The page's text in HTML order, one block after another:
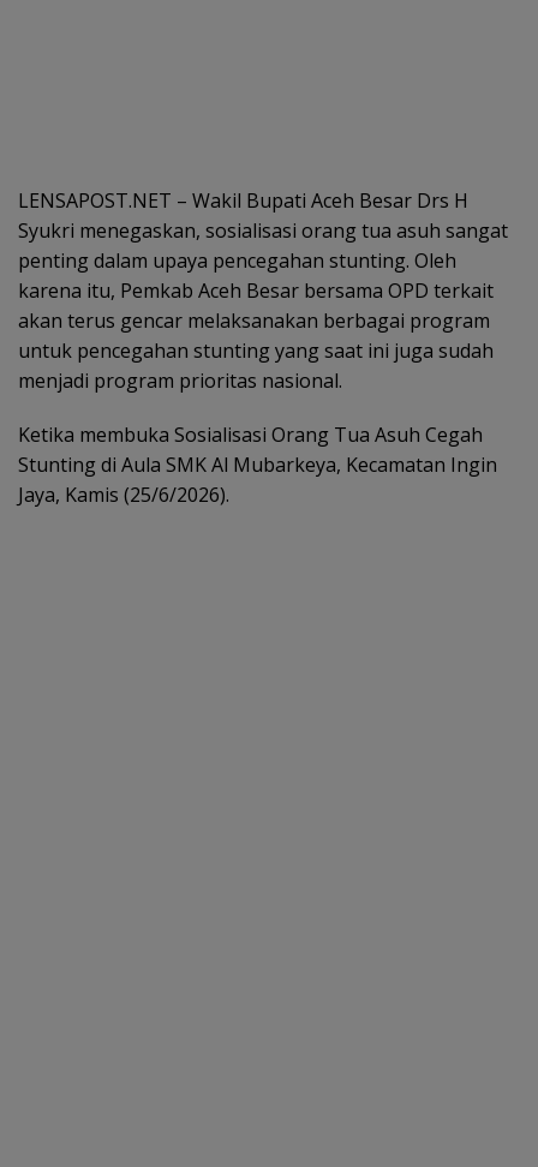
LENSAPOST.NET – Wakil Bupati Aceh Besar Drs H
Syukri menegaskan, sosialisasi orang tua asuh sangat
penting dalam upaya pencegahan stunting. Oleh
karena itu, Pemkab Aceh Besar bersama OPD terkait
akan terus gencar melaksanakan berbagai program
untuk pencegahan stunting yang saat ini juga sudah
menjadi program prioritas nasional.
Ketika membuka Sosialisasi Orang Tua Asuh Cegah
Stunting di Aula SMK Al Mubarkeya, Kecamatan Ingin
Jaya, Kamis (25/6/2026).